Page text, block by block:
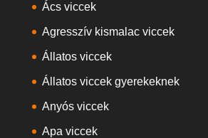
Ács viccek
Agresszív kismalac viccek
Állatos viccek
Állatos viccek gyerekeknek
Anyós viccek
Apa viccek